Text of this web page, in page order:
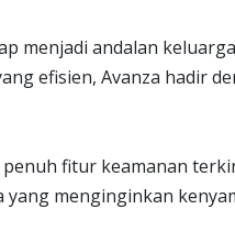
menjadi andalan
efisien, Avanza hadir
fitur keamanan
yang menginginkan